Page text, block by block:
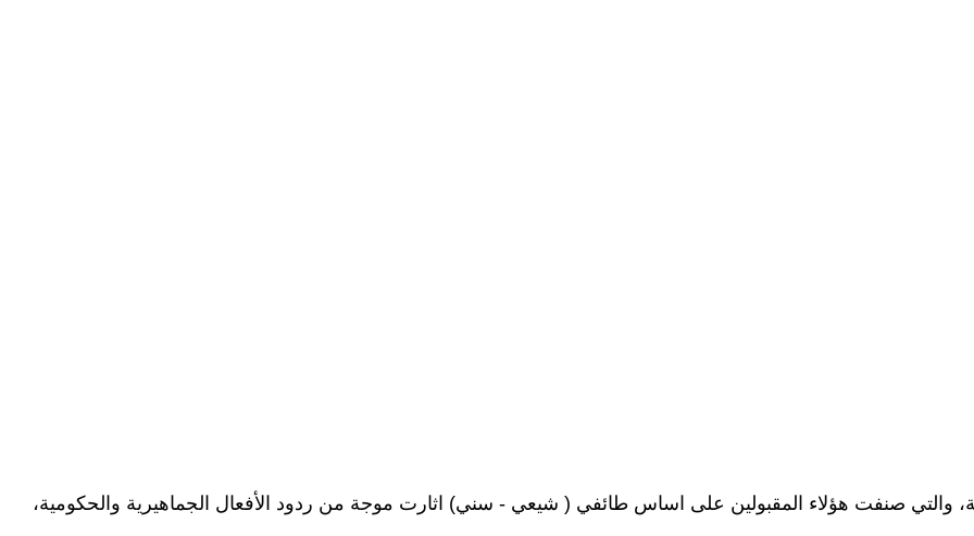
والتي صنفت هؤلاء المقبولين على اساس طائفي ( شيعي - سني) اثارت موجة من ردود الأفعال الجماهيرية والحكومية،